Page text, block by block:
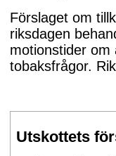
Förslaget om
riksdagen
motionstider om
tobaksfrågor.
Utskottets